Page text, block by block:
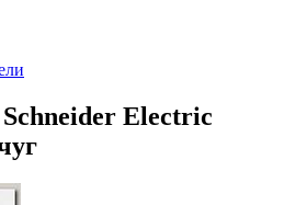
Schneider Electric